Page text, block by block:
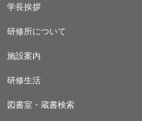
学長挨拶
研修所について
施設案内
研修生活
図書室・蔵書検索